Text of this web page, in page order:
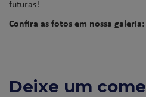
futuras!
Confira as fotos em nossa galeria:
Deixe um